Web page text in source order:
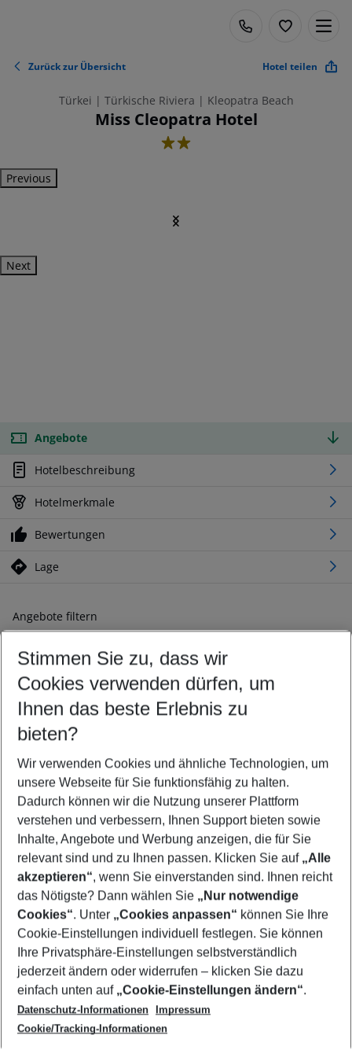
Zurück zur Übersicht Hotel teilen
Türkei | Türkische Riviera | Kleopatra Beach
Miss Cleopatra Hotel
2
Previous
Next
Angebote
Hotelbeschreibung
Hotelmerkmale
Bewertungen
Lage
Angebote filtern
Ändern Sie Ihre Kriterien nach Ihren Wünschen
Abflughafen wählen
Beliebiger Abflughafen
Reisezeitraum wählen
11.08.26– 09.08.27 5-8 Nächte
2 Erwachsene Keine Kinder
Mehr Filter anzeigen
Footer
Footer navigation
Über uns
AGB
Cookie-Einstellungen ändern
Cookie-Richtlinie
Datenschutz
Service & Hilfe
Barrierefreies Reisen
Check-in
Folgen Sie uns
Stimmen Sie zu, dass wir
Cookies verwenden dürfen, um
Ihnen das beste Erlebnis zu
bieten?
Wir verwenden Cookies und ähnliche Technologien, um
unsere Webseite für Sie funktionsfähig zu halten.
Dadurch können wir die Nutzung unserer Plattform
verstehen und verbessern, Ihnen Support bieten sowie
Inhalte, Angebote und Werbung anzeigen, die für Sie
relevant sind und zu Ihnen passen. Klicken Sie auf „Alle
akzeptieren“, wenn Sie einverstanden sind. Ihnen reicht
das Nötigste? Dann wählen Sie „Nur notwendige
Cookies“. Unter „Cookies anpassen“ können Sie Ihre
Cookie-Einstellungen individuell festlegen. Sie können
Ihre Privatsphäre-Einstellungen selbstverständlich
jederzeit ändern oder widerrufen – klicken Sie dazu
einfach unten auf „Cookie-Einstellungen ändern“.
Datenschutz-Informationen
Impressum
Cookie/Tracking-Informationen